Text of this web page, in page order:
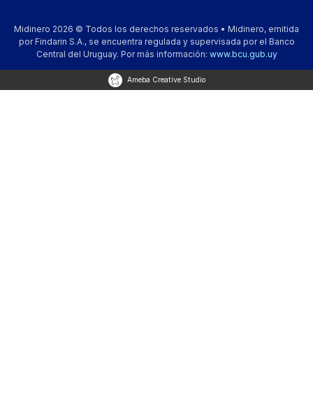
Midinero 2026 © Todos los derechos reservados • Midinero, emitida
por Findarin S.A., se encuentra regulada y supervisada por el Banco
Central del Uruguay. Por más información: www.bcu.gub.uy
Ameba Creative Studio